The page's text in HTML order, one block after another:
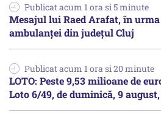
Publicat acum 1 ora si 5 minute
Mesajul lui Raed Arafat, în
ambulanței din județul Cluj
Publicat acum 1 ora si 20 minute
LOTO: Peste 9,53 milioane de
Loto 6/49, de duminică, 9